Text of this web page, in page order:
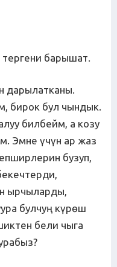
тергени барышат.
дарылатканы.
бирок бул чындык.
билбейм, а козу
Эмне үчүн ар жаз
бузуп,
ырчыларды,
булчуң күрөш
бели чыга